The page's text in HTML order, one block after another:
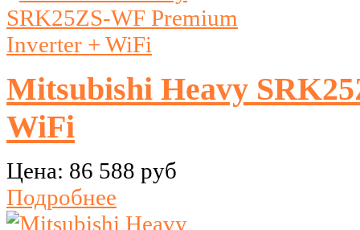
Mitsubishi Heavy
WiFi
Цена: 86 588 руб
Подробнее